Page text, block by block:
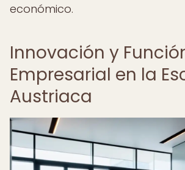
económico.
Innovación y
Empresarial en la
Austriaca